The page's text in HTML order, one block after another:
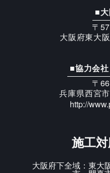
■
〒
大阪府東大
■協力会社
〒
兵庫県西宮
http://
施工
大阪府下全域：東大